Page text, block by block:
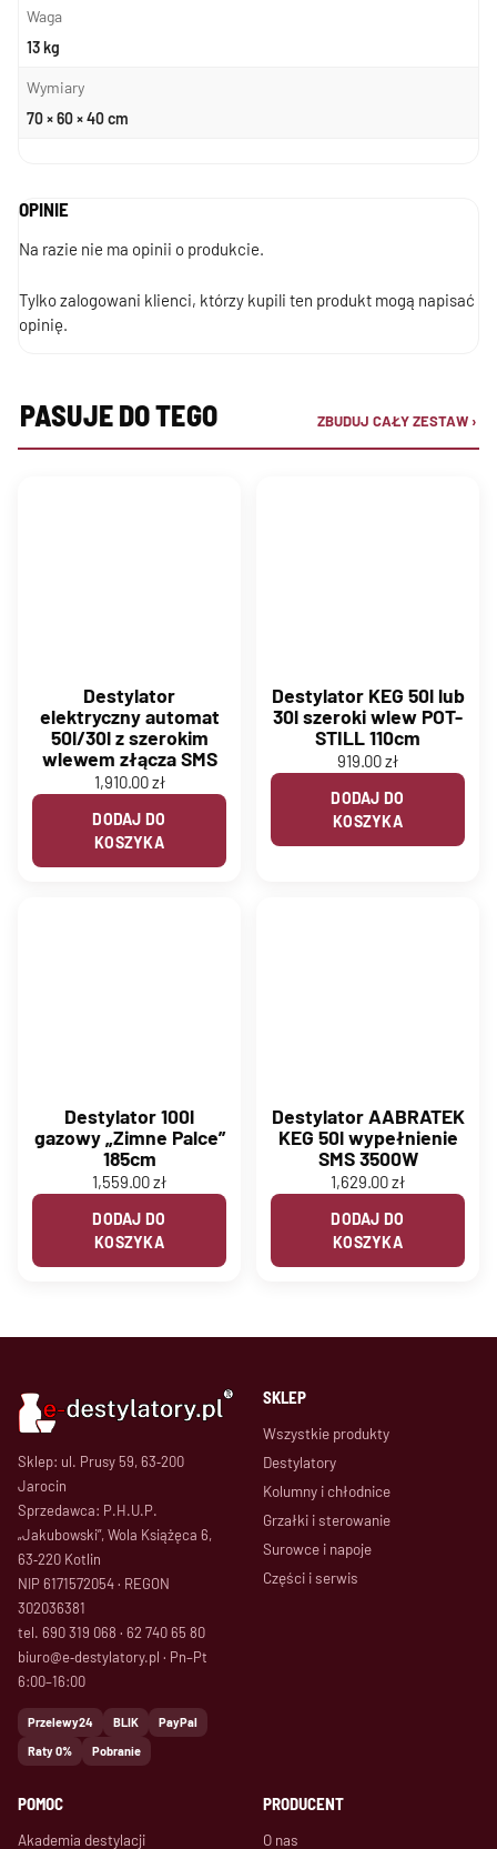
Waga
13 kg
Wymiary
70 × 60 × 40 cm
OPINIE
Na razie nie ma opinii o produkcie.
Tylko zalogowani klienci, którzy kupili ten produkt mogą napisać
opinię.
PASUJE DO TEGO ZBUDUJ CAŁY ZESTAW ›
Destylator
elektryczny automat
50l/30l z szerokim
wlewem złącza SMS
1,910.00zł
DODAJ DO
KOSZYKA
Destylator KEG 50l lub
30l szeroki wlew POT-
STILL 110cm
919.00zł
DODAJ DO
KOSZYKA
Destylator 100l
gazowy „Zimne Palce”
185cm
1,559.00zł
DODAJ DO
KOSZYKA
Destylator AABRATEK
KEG 50l wypełnienie
SMS 3500W
1,629.00zł
DODAJ DO
KOSZYKA
Sklep: ul. Prusy 59, 63‑200
Jarocin
Sprzedawca: P.H.U.P.
„Jakubowski”, Wola Książęca 6,
63‑220 Kotlin
NIP 6171572054 · REGON
302036381
tel. 690 319 068 · 62 740 65 80
biuro@e‑destylatory.pl · Pn–Pt
6:00–16:00
Przelewy24 BLIK
PayPal
Raty 0%
Pobranie
SKLEP
Wszystkie produkty
Destylatory
Kolumny i chłodnice
Grzałki i sterowanie
Surowce i napoje
Części i serwis
POMOC
Akademia destylacji
PRODUCENT
O nas